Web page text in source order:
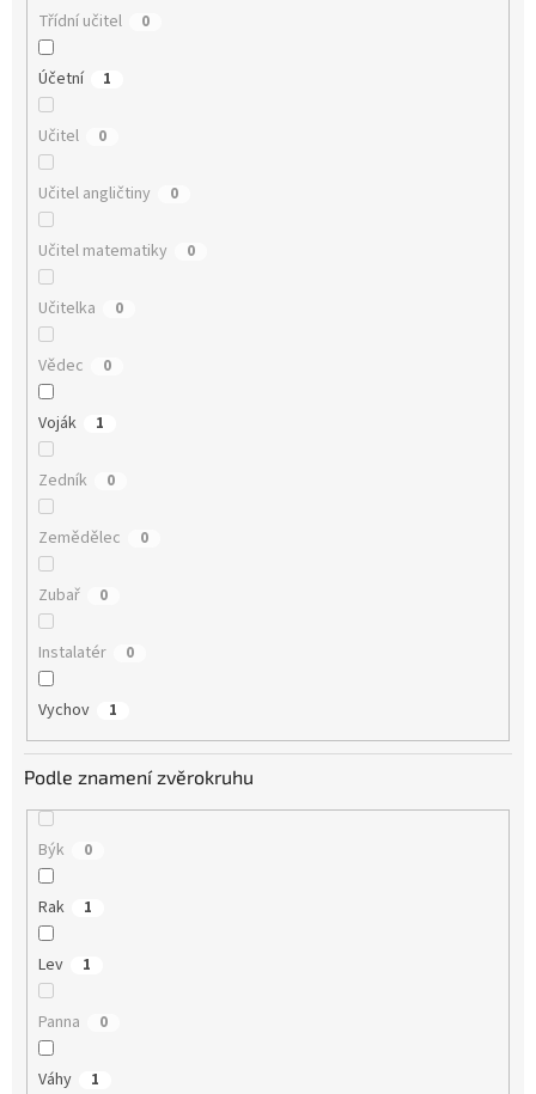
Třídní učitel 0
Účetní 1
Učitel 0
Učitel angličtiny 0
Učitel matematiky 0
Učitelka 0
Vědec 0
Voják 1
Zedník 0
Zemědělec 0
Zubař 0
Instalatér 0
Vychov 1
Podle znamení zvěrokruhu
Býk 0
Rak 1
Lev 1
Panna 0
Váhy 1